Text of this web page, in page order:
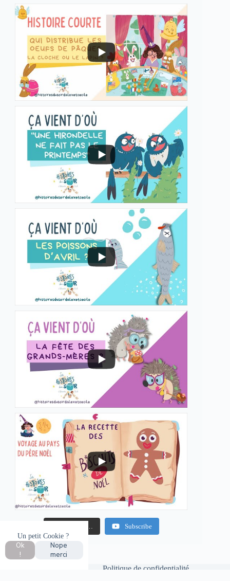
Un petit Cookie ?
Ok
!
Nope
merci
Subscribe
Politique de confidentialité